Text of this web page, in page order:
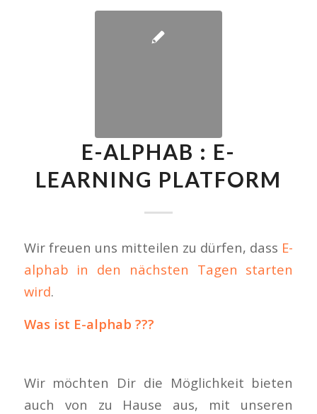
E-ALPHAB : E-
LEARNING PLATFORM
Wir freuen uns mitteilen zu dürfen, dass E-
alphab in den nächsten Tagen starten
wird.
Was ist E-alphab ???
Wir möchten Dir die Möglichkeit bieten
auch von zu Hause aus, mit unseren